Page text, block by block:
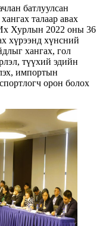
батлуулсан
талаар авах
Хурлын 2022 оны 36
хүрээнд хүнсний
хангах, гол
түүхий эдийн
импортын
орон болох